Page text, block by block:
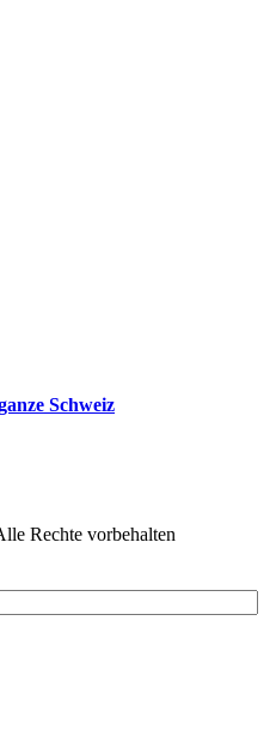
Schweiz
Rechte vorbehalten